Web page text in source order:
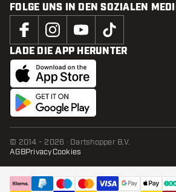
FOLGE UNS IN DEN SOZIALEN
LADE DIE APP HERUNTER
© 2014 - 2026 · Dartshopper B.V.
AGBPrivacyCookies